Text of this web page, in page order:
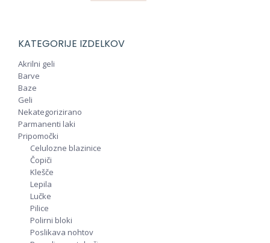
KATEGORIJE IZDELKOV
Akrilni geli
Barve
Baze
Geli
Nekategorizirano
Parmanenti laki
Pripomočki
Celulozne blazinice
Čopiči
Klešče
Lepila
Lučke
Pilice
Polirni bloki
Poslikava nohtov